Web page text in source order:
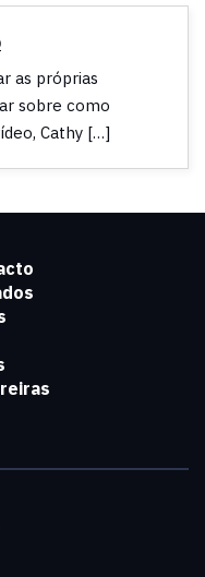
as próprias
sobre como
Cathy […]